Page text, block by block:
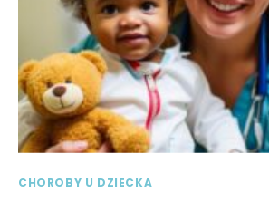
CHOROBY U DZIECKA